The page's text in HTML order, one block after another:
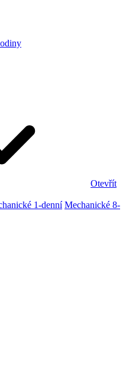
Otevřít
1-denní Mechanické 8-